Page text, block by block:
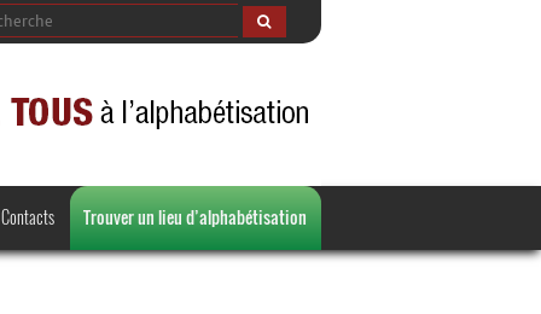
Contacts Trouver un lieu d’alphabétisation